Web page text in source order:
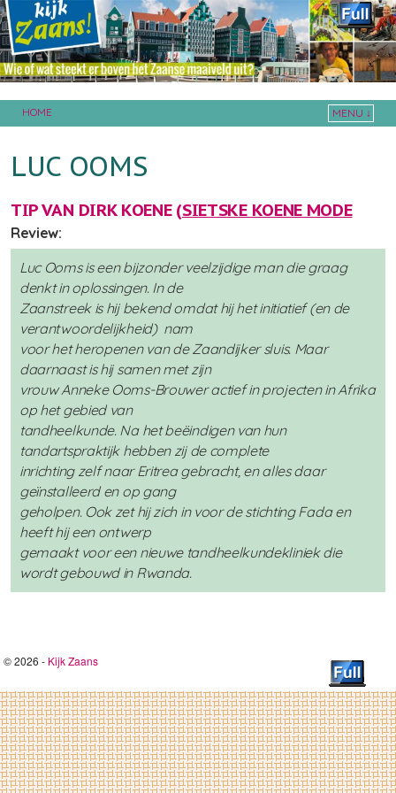
HOME
MENU ↓
LUC OOMS
TIP VAN DIRK KOENE (SIETSKE KOENE MODE
Review:
Luc Ooms is een bijzonder veelzijdige man die graag
denkt in oplossingen. In de
Zaanstreek is hij bekend omdat hij het initiatief (en de
verantwoordelijkheid) nam
voor het heropenen van de Zaandijker sluis. Maar
daarnaast is hij samen met zijn
vrouw Anneke Ooms-Brouwer actief in projecten in Afrika
op het gebied van
tandheelkunde. Na het beëindigen van hun
tandartspraktijk hebben zij de complete
inrichting zelf naar Eritrea gebracht, en alles daar
geïnstalleerd en op gang
geholpen. Ook zet hij zich in voor de stichting Fada en
heeft hij een ontwerp
gemaakt voor een nieuwe tandheelkundekliniek die
wordt gebouwd in Rwanda.
© 2026 - Kijk Zaans